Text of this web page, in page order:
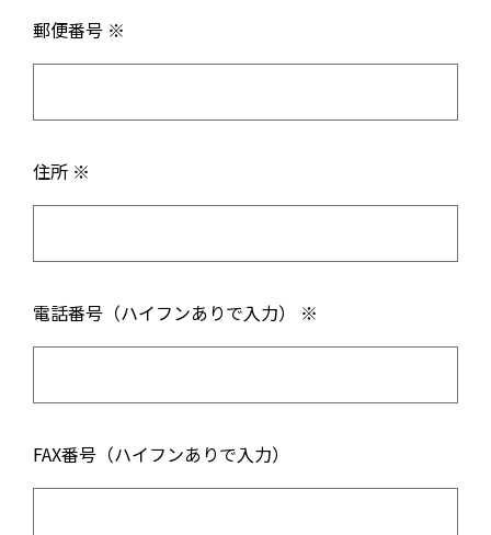
郵便番号 ※
住所 ※
電話番号（ハイフンありで入力） ※
FAX番号（ハイフンありで入力）